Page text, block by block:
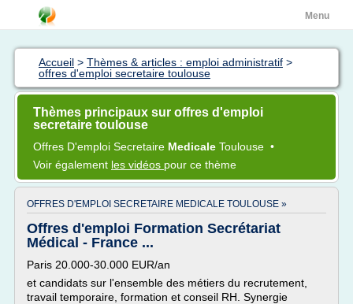
Menu
Accueil > Thèmes & articles : emploi administratif >
offres d'emploi secretaire toulouse
Thèmes principaux sur offres d'emploi
secretaire toulouse
Offres D'emploi Secretaire Medicale Toulouse •
Voir également les vidéos pour ce thème
OFFRES D'EMPLOI SECRETAIRE MEDICALE TOULOUSE »
Offres d'emploi Formation Secrétariat
Médical - France ...
Paris 20.000-30.000 EUR/an
et candidats sur l'ensemble des métiers du recrutement,
travail temporaire, formation et conseil RH. Synergie